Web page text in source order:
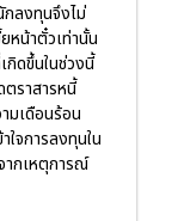
กลงทุนจึงไม่
หน้าตั๋วเท่านั้น
กิดขึ้นในช่วงนี้
ตราสารหนี้
มเดือนร้อน
ใจการลงทุนใน
ากเหตุการณ์